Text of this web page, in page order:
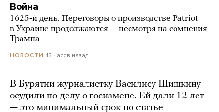
Война
1625-й день. Переговоры о производстве Patriot
в Украине продолжаются — несмотря на сомнения
Трампа
НОВОСТИ 15 часов назад
В Бурятии журналистку Василису Шишкину
осудили по делу о госизмене. Ей дали 12 лет
— это минимальный срок по статье